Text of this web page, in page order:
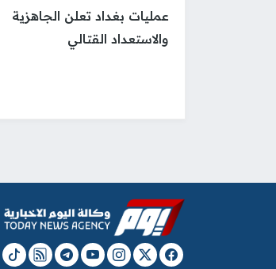
عمليات بغداد تعلن الجاهزية
والاستعداد القتالي